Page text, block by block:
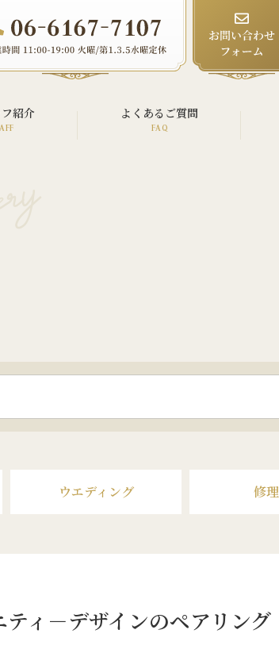
紹介 よくあるご質問
ウエディング 修理
ィ－デザインのペアリング